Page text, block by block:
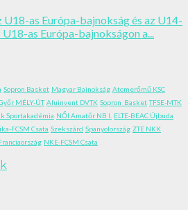
U18-as Európa-bajnokság és az U14-
as Európa-bajnokságon a...
Sopron Basket Magyar Bajnokság Atomerőmű KSC
MÉLY-ÚT Aluinvent DVTK Sopron_Basket TFSE-MTK
Sportakadémia NŐI Amatőr NB I. ELTE-BEAC Újbuda
FCSM Csata Szekszárd Spanyolország ZTE NKK
NKE-FCSM Csata